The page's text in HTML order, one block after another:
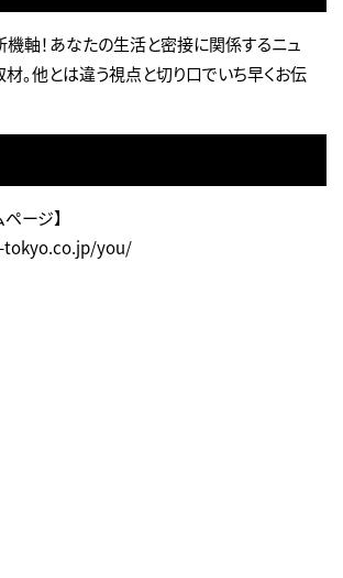
機軸！あなたの生活と密接に関係するニュ
。他とは違う視点と切り口でいち早くお伝
ージ】
you/